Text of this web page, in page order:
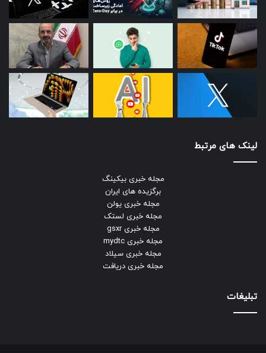
لینک های مرتبط
مجله خبری بیکینگ
برگزیده های ایران
مجله خبری یولن
مجله خبری لستک
مجله خبری gsxr
مجله خبری mydtc
مجله خبری سیلاد
مجله خبری دریافت
تبلیغات